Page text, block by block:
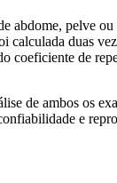
abdome, pelve
duas
coeficiente de
de ambos os
e